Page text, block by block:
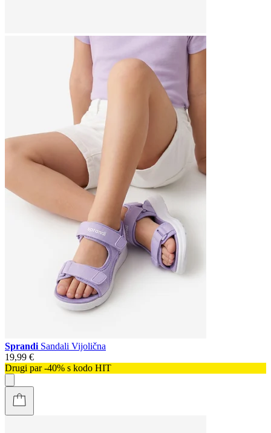
Sprandi Sandali Vijolična
19,99 €
Drugi par -40% s kodo HIT